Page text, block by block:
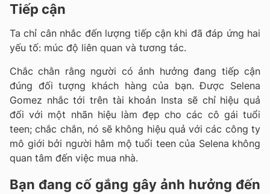
Tiếp cận
Ta chỉ cân nhắc đến lượng tiếp cận khi đã đáp ứng hai
yếu tố: múc độ liên quan và tương tác.
Chắc chằn rằng người có ảnh hưởng đang tiếp cận
đúng đối tượng khách hàng của bạn. Được Selena
Gomez nhắc tới trên tài khoản Insta sẽ chỉ hiệu quả
đối với một nhãn hiệu làm đẹp cho các cô gái tuổi
teen; chắc chắn, nó sẽ không hiệu quả với các công ty
mô giới bởi người hâm mộ tuổi teen của Selena không
quan tâm đến việc mua nhà.
Bạn đang cố gắng gây ảnh hưởng đến